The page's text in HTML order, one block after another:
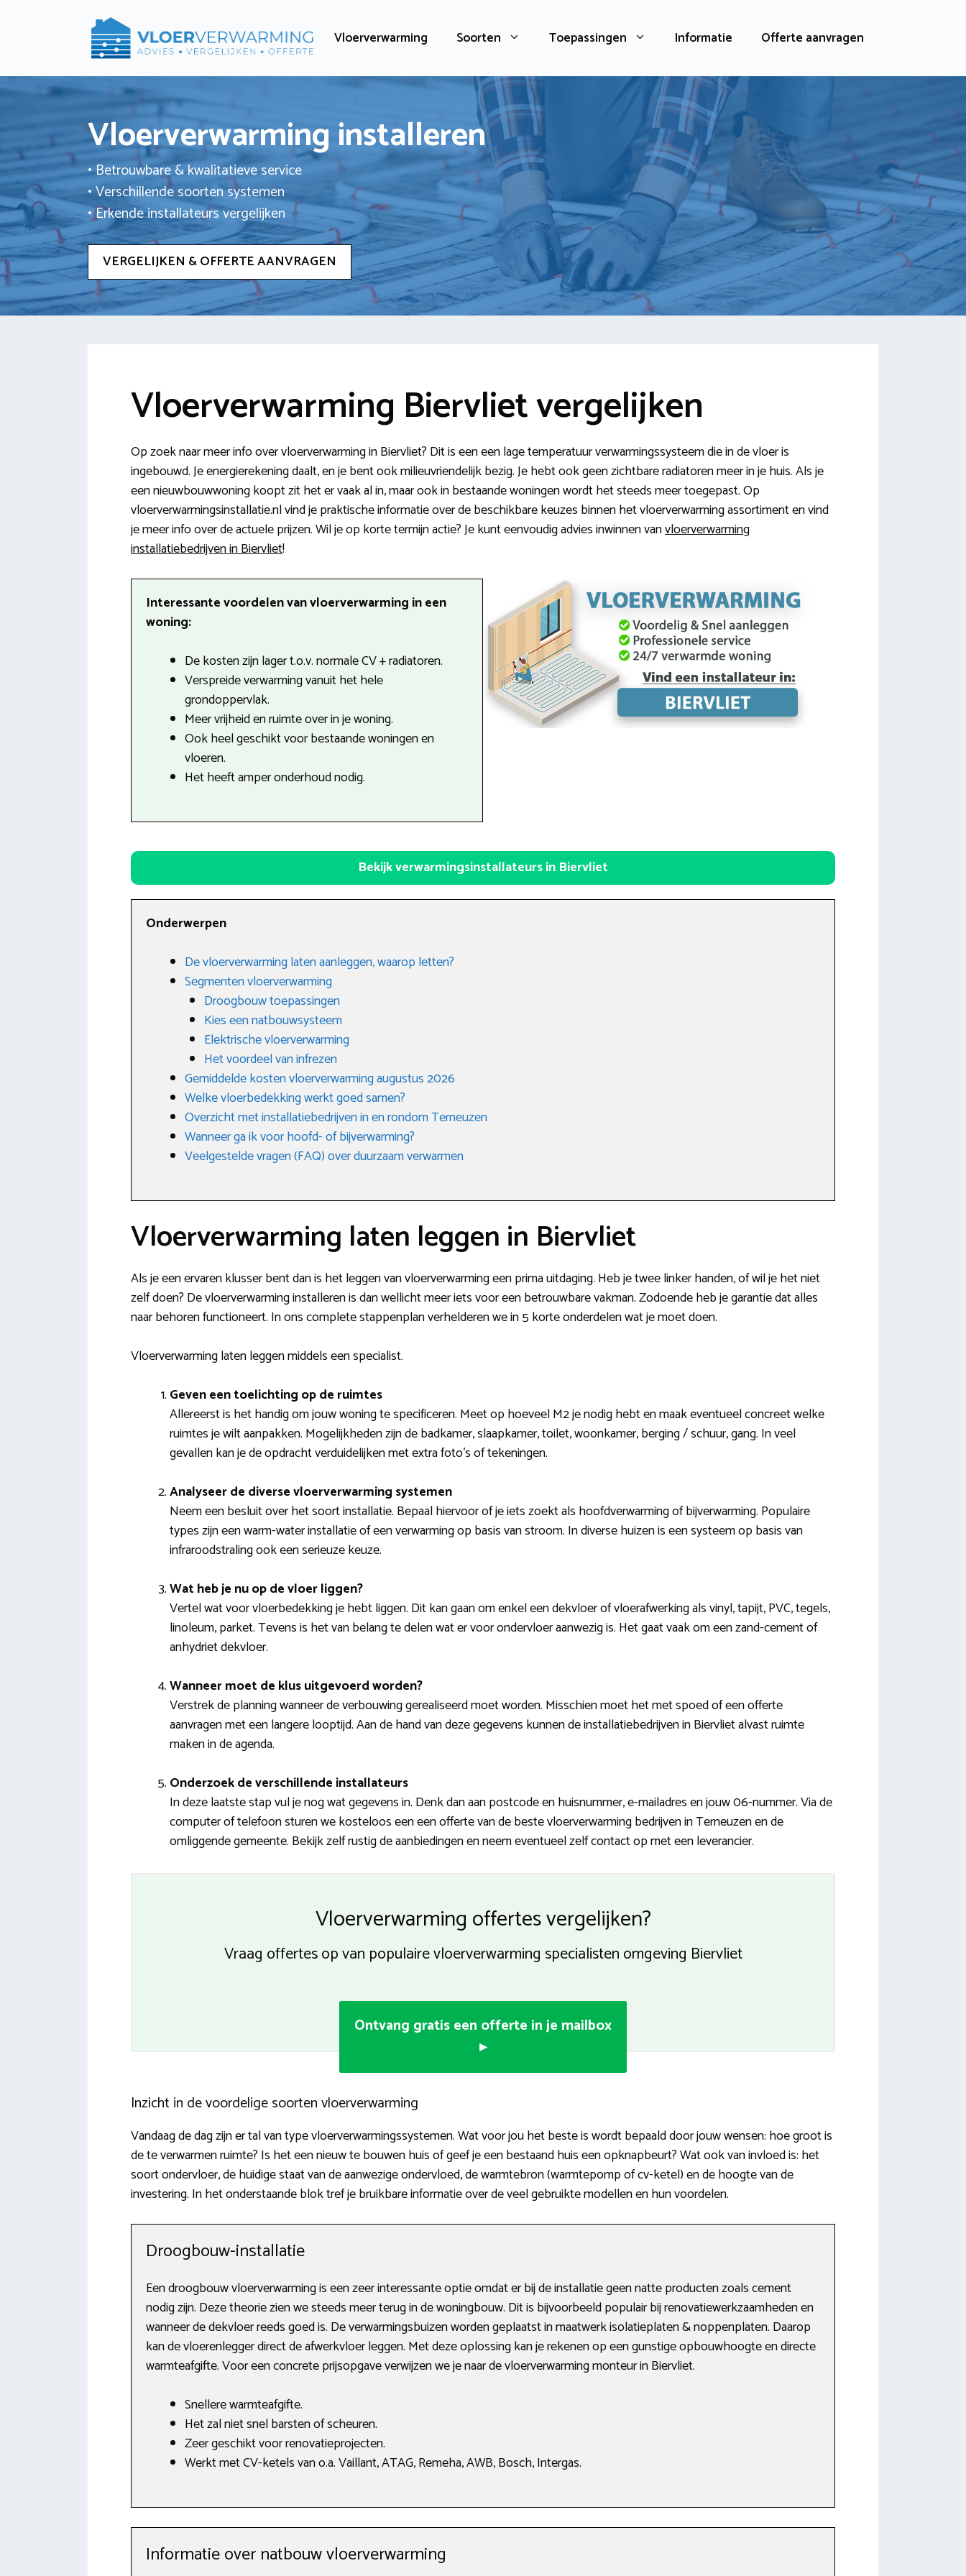
Vloerverwarming Soorten Toepassingen Informatie Offerte aanvragen
Vloerverwarming installeren
• Betrouwbare & kwalitatieve service
• Verschillende soorten systemen
• Erkende installateurs vergelijken
VERGELIJKEN & OFFERTE AANVRAGEN
Vloerverwarming Biervliet vergelijken
Op zoek naar meer info over vloerverwarming in Biervliet? Dit is een een lage temperatuur verwarmingssysteem die in de vloer is
ingebouwd. Je energierekening daalt, en je bent ook milieuvriendelijk bezig. Je hebt ook geen zichtbare radiatoren meer in je huis. Als je
een nieuwbouwwoning koopt zit het er vaak al in, maar ook in bestaande woningen wordt het steeds meer toegepast. Op
vloerverwarmingsinstallatie.nl vind je praktische informatie over de beschikbare keuzes binnen het vloerverwarming assortiment en vind
je meer info over de actuele prijzen. Wil je op korte termijn actie? Je kunt eenvoudig advies inwinnen vanvloerverwarming
installatiebedrijven in Biervliet!
Interessante voordelen van vloerverwarming in een
woning:
De kosten zijn lager t.o.v. normale CV + radiatoren.
Verspreide verwarming vanuit het hele
grondoppervlak.
Meer vrijheid en ruimte over in je woning.
Ook heel geschikt voor bestaande woningen en
vloeren.
Het heeft amper onderhoud nodig.
Bekijk verwarmingsinstallateurs in Biervliet
Onderwerpen
De vloerverwarming laten aanleggen, waarop letten?
Segmenten vloerverwarming
Droogbouw toepassingen
Kies een natbouwsysteem
Elektrische vloerverwarming
Het voordeel van infrezen
Gemiddelde kosten vloerverwarming augustus 2026
Welke vloerbedekking werkt goed samen?
Overzicht met installatiebedrijven in en rondom Terneuzen
Wanneer ga ik voor hoofd- of bijverwarming?
Veelgestelde vragen (FAQ) over duurzaam verwarmen
Vloerverwarming laten leggen in Biervliet
Als je een ervaren klusser bent dan is het leggen van vloerverwarming een prima uitdaging. Heb je twee linker handen, of wil je het niet
zelf doen? De vloerverwarming installeren is dan wellicht meer iets voor een betrouwbare vakman. Zodoende heb je garantie dat alles
naar behoren functioneert. In ons complete stappenplan verhelderen we in 5 korte onderdelen wat je moet doen.
Vloerverwarming laten leggen middels een specialist.
Geven een toelichting op de ruimtes
Allereerst is het handig om jouw woning te specificeren. Meet op hoeveel M2 je nodig hebt en maak eventueel concreet welke
ruimtes je wilt aanpakken. Mogelijkheden zijn de badkamer, slaapkamer, toilet, woonkamer, berging / schuur, gang. In veel
gevallen kan je de opdracht verduidelijken met extra foto’s of tekeningen.
Analyseer de diverse vloerverwarming systemen
Neem een besluit over het soort installatie. Bepaal hiervoor of je iets zoekt als hoofdverwarming of bijverwarming. Populaire
types zijn een warm-water installatie of een verwarming op basis van stroom. In diverse huizen is een systeem op basis van
infraroodstraling ook een serieuze keuze.
Wat heb je nu op de vloer liggen?
Vertel wat voor vloerbedekking je hebt liggen. Dit kan gaan om enkel een dekvloer of vloerafwerking als vinyl, tapijt, PVC, tegels,
linoleum, parket. Tevens is het van belang te delen wat er voor ondervloer aanwezig is. Het gaat vaak om een zand-cement of
anhydriet dekvloer.
Wanneer moet de klus uitgevoerd worden?
Verstrek de planning wanneer de verbouwing gerealiseerd moet worden. Misschien moet het met spoed of een offerte
aanvragen met een langere looptijd. Aan de hand van deze gegevens kunnen de installatiebedrijven in Biervliet alvast ruimte
maken in de agenda.
Onderzoek de verschillende installateurs
In deze laatste stap vul je nog wat gegevens in. Denk dan aan postcode en huisnummer, e-mailadres en jouw 06-nummer. Via de
computer of telefoon sturen we kosteloos een een offerte van de beste vloerverwarming bedrijven in Terneuzen en de
omliggende gemeente. Bekijk zelf rustig de aanbiedingen en neem eventueel zelf contact op met een leverancier.
Vloerverwarming offertes vergelijken?
Vraag offertes op van populaire vloerverwarming specialisten omgeving Biervliet
Ontvang gratis een offerte in je mailbox
▸
Inzicht in de voordelige soorten vloerverwarming
Vandaag de dag zijn er tal van type vloerverwarmingssystemen. Wat voor jou het beste is wordt bepaald door jouw wensen: hoe groot is
de te verwarmen ruimte? Is het een nieuw te bouwen huis of geef je een bestaand huis een opknapbeurt? Wat ook van invloed is: het
soort ondervloer, de huidige staat van de aanwezige ondervloed, de warmtebron (warmtepomp of cv-ketel) en de hoogte van de
investering. In het onderstaande blok tref je bruikbare informatie over de veel gebruikte modellen en hun voordelen.
Droogbouw-installatie
Een droogbouw vloerverwarming is een zeer interessante optie omdat er bij de installatie geen natte producten zoals cement
nodig zijn. Deze theorie zien we steeds meer terug in de woningbouw. Dit is bijvoorbeeld populair bij renovatiewerkzaamheden en
wanneer de dekvloer reeds goed is. De verwarmingsbuizen worden geplaatst in maatwerk isolatieplaten & noppenplaten. Daarop
kan de vloerenlegger direct de afwerkvloer leggen. Met deze oplossing kan je rekenen op een gunstige opbouwhoogte en directe
warmteafgifte. Voor een concrete prijsopgave verwijzen we je naar de vloerverwarming monteur in Biervliet.
Snellere warmteafgifte.
Het zal niet snel barsten of scheuren.
Zeer geschikt voor renovatieprojecten.
Werkt met CV-ketels van o.a. Vaillant, ATAG, Remeha, AWB, Bosch, Intergas.
Informatie over natbouw vloerverwarming